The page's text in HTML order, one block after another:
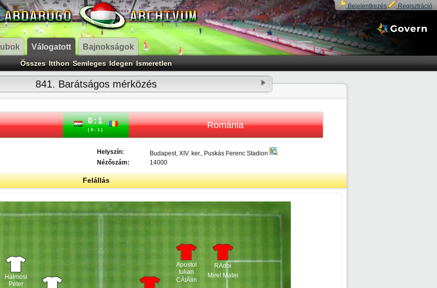
Bejelentkezés Regisztráció
Válogatott Bajnokságok
Összes Itthon Semleges Idegen Ismeretlen
841. Barátságos mérközés
0:1
(0:1) Románia
Helyszín:
Budapest, XIV. ker., Puskás Ferenc Stadion
Nézőszám: 14000
Felállás
Halmosi
Péter
RÄdoi
Mirel Matei
Apostol
Iulian
CÄtÄlin